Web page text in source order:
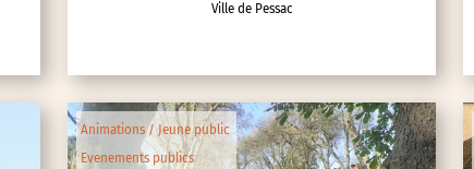
Ville de Pessac
Animations / Jeune public
Evenements publics